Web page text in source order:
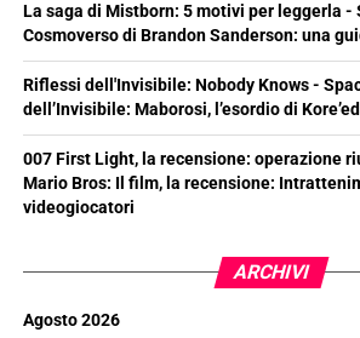
La saga di Mistborn: 5 motivi per leggerla -
Cosmoverso di Brandon Sanderson: una
Riflessi dell'Invisibile: Nobody Knows -
dell’Invisibile: Maborosi, l’esordio di
007 First Light, la recensione: operazione
Mario Bros: Il film, la recensione:
videogiocatori
ARCHIVI
Agosto 2026